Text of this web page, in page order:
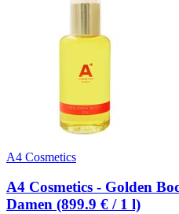
A4 Cosmetics
A4 Cosmetics - Golden
Damen (899.9 € / 1 l)